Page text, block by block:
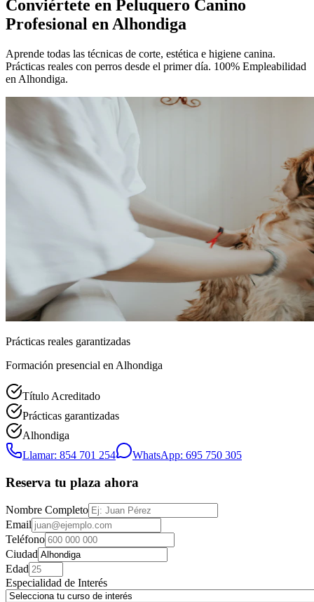
Conviértete en Peluquero Canino
Profesional en Alhondiga
Aprende todas las técnicas de corte, estética e higiene canina.
Prácticas reales con perros desde el primer día. 100% Empleabilidad
en Alhondiga.
Prácticas reales garantizadas
Formación presencial en Alhondiga
Título Acreditado
Prácticas garantizadas
Alhondiga
Llamar: 854 701 254
WhatsApp: 695 750 305
Reserva tu plaza ahora
Nombre Completo
Email
Teléfono
Ciudad
Edad
Especialidad de Interés